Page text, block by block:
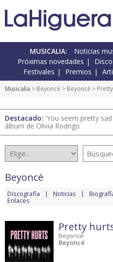
MUSICALIA: Noticias
Próximas novedades
Festivales
Premios
Musicalia > Beyoncé > Beyoncé >
Destacado: 'You seem pretty
álbum de Olivia Rodrigo
Beyoncé
Discografía Noticias
Enlaces
Pretty
Beyoncé
Beyoncé